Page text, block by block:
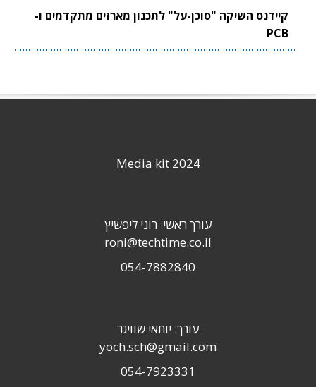
קיידנס השיקה "סוכן-על" לתכנון מארזים מתקדמים ו-
PCB
Media kit 2024
עורך ראשי: רוני ליפשיץ
roni@techtime.co.il
054-7882840
עורך: יוחאי שוויגר
yoch.sch@gmail.com
054-7923331